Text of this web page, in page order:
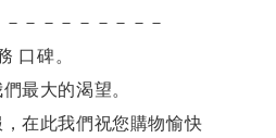
－－－－－－－－
口碑。
最大的渴望。
在此我們祝您購物愉快